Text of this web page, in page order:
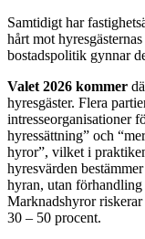
Samtidigt har
hårt mot
bostadspolitik gynnar
Valet 2026 kommer
hyresgäster. Flera
intresseorganisationer
hyressättning” och
hyror”, vilket i
hyresvärden bestämmer
hyran, utan
Marknadshyror
30 – 50 procent.